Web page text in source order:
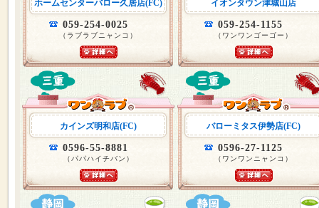
ホームセンターバロー久居店(FC)
059-254-0025
（ラブラブニャンコ）
イオンタウン津城山店
059-254-1155
（ワンワンゴーゴー）
カインズ明和店(FC)
0596-55-8881
（パパハイチバン）
バローミタス伊勢店(FC)
0596-27-1125
（ワンワンニャンコ）